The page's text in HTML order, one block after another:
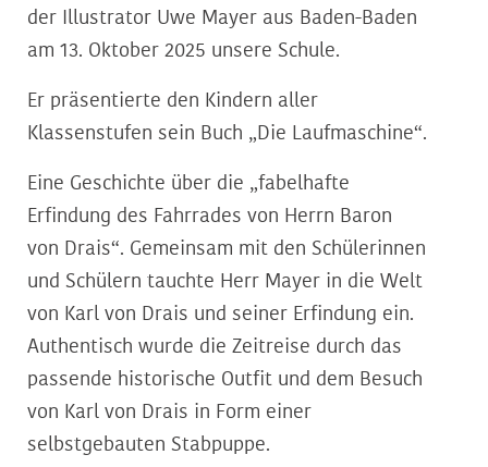
der Illustrator Uwe Mayer aus Baden-Baden
am 13. Oktober 2025 unsere Schule.
Er präsentierte den Kindern aller
Klassenstufen sein Buch „Die Laufmaschine“.
Eine Geschichte über die „fabelhafte
Erfindung des Fahrrades von Herrn Baron
von Drais“. Gemeinsam mit den Schülerinnen
und Schülern tauchte Herr Mayer in die Welt
von Karl von Drais und seiner Erfindung ein.
Authentisch wurde die Zeitreise durch das
passende historische Outfit und dem Besuch
von Karl von Drais in Form einer
selbstgebauten Stabpuppe.